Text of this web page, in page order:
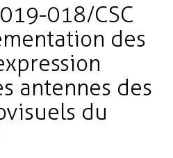
018/CSC
des
antennes des
du